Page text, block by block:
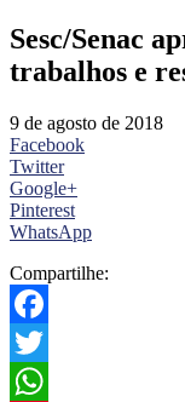
Sesc/Senac
trabalhos e
9 de agosto de 2018
Facebook
Twitter
Google+
Pinterest
WhatsApp
Compartilhe:
Facebook
Twitter